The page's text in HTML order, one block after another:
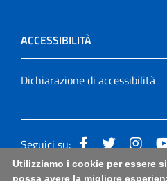
ACCESSIBILITÀ
Dichiarazione di accessibilità
Seguici su:
Accessibilità: form di
Utilizziamo i cookie per essere
possa avere la migliore